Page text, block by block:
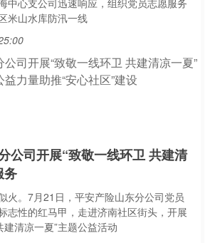
中心支公司迅速响应，组织党员志愿服务
米山水库防汛一线
公司开展“致敬一线环卫 共建清
务
火。7月21日，平安产险山东分公司党员
志性的红马甲，走进济南社区街头，开展
建清凉一夏”主题公益活动